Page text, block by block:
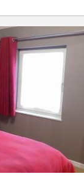
KV 1330
double) dans une
sérieux(se) et
fi, fitness, grand
calme, idéal pour
étudier. A 8 min...